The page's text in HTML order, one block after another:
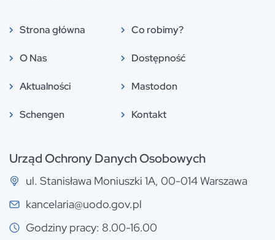
Strona główna
O Nas
Aktualności
Schengen
Co robimy?
Dostępność
Mastodon
Kontakt
Urząd Ochrony Danych Osobowych
ul. Stanisława Moniuszki 1A, 00-014 Warszawa
kancelaria@uodo.gov.pl
Godziny pracy: 8.00-16.00